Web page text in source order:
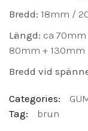
Bredd: 18mm /
Längd: ca
80mm + 130mm
Bredd vid
Categories:
Tag:
brun